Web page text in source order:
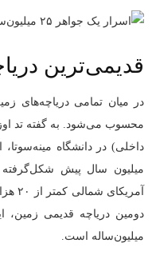
قدیمی‌ترین
در میان تمامی دریاچه‌های
محسوب می‌شود. به گفته‌ تد
میلیون سال پیش
میلیون‌ساله است.